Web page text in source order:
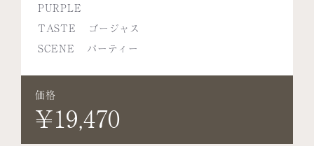
PURPLE
TASTE
ゴージャス
SCENE
パーティー
価格
¥19,470